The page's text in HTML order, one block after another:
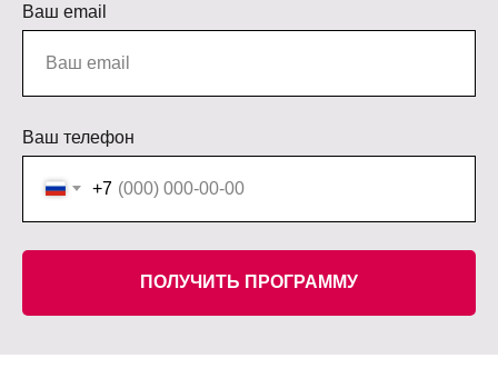
Ваш email
Ваш телефон
+7
ПОЛУЧИТЬ ПРОГРАММУ